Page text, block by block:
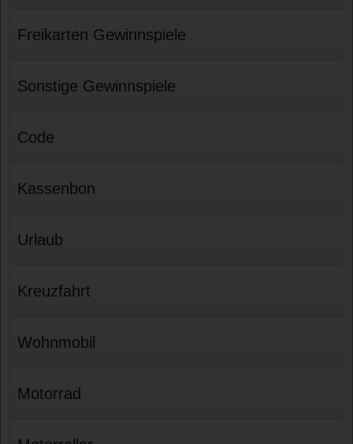
Freikarten Gewinnspiele
Sonstige Gewinnspiele
Code
Kassenbon
Urlaub
Kreuzfahrt
Wohnmobil
Motorrad